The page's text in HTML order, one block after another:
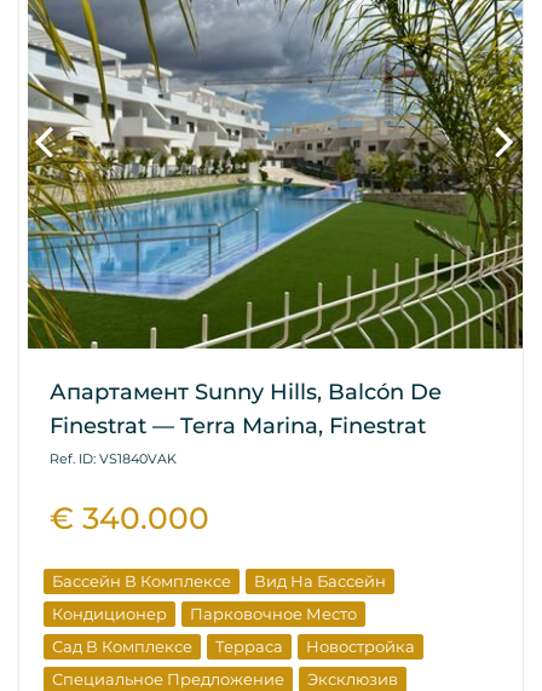
Апартамент Sunny Hills, Balcón De
Finestrat — Terra Marina, Finestrat
Ref. ID: VS1840VAK
€ 340.000
Бассейн В Комплексе
Вид На Бассейн
Кондиционер
Парковочное Место
Сад В Комплексе
Терраса
Новостройка
Специальное Предложение
Эксклюзив